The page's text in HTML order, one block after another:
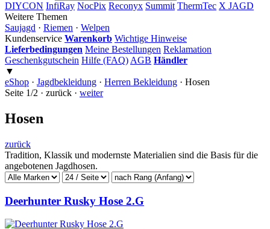
DIYCON InfiRay NocPix Reconyx Summit ThermTec X JAGD
Weitere Themen
Saujagd · Riemen · Welpen
Kundenservice Warenkorb Wichtige Hinweise
Lieferbedingungen Meine Bestellungen Reklamation
Geschenkgutschein Hilfe (FAQ) AGB Händler
▼
eShop · Jagdbekleidung · Herren Bekleidung · Hosen
Seite 1/2 · zurück · weiter
Hosen
zurück
Tradition, Klassik und modernste Materialien sind die Basis für die
angebotenen Jagdhosen.
Deerhunter Rusky Hose 2.G